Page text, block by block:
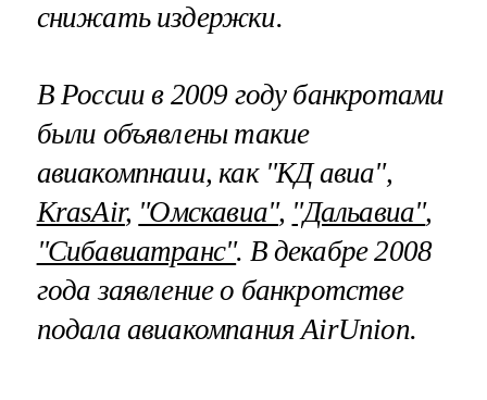
снижать издержки.
В России в 2009 году банкротами
были объявлены такие
авиакомпнаии, как "КД авиа",
KrasAir, "Омскавиа", "Дальавиа",
"Сибавиатранс". В декабре 2008
года заявление о банкротстве
подала авиакомпания AirUnion.